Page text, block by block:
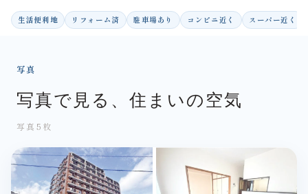
生活便利地 リフォーム済 駐車場あり コンビニ近く スーパー近く
写真
写真で見る、住まいの空気
写真5枚